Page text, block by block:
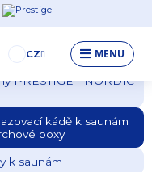
CZ MENU
QUALITY
EXCELLENT
PRESTIGE - NORDIC
kádě k saunám
boxy
k saunám